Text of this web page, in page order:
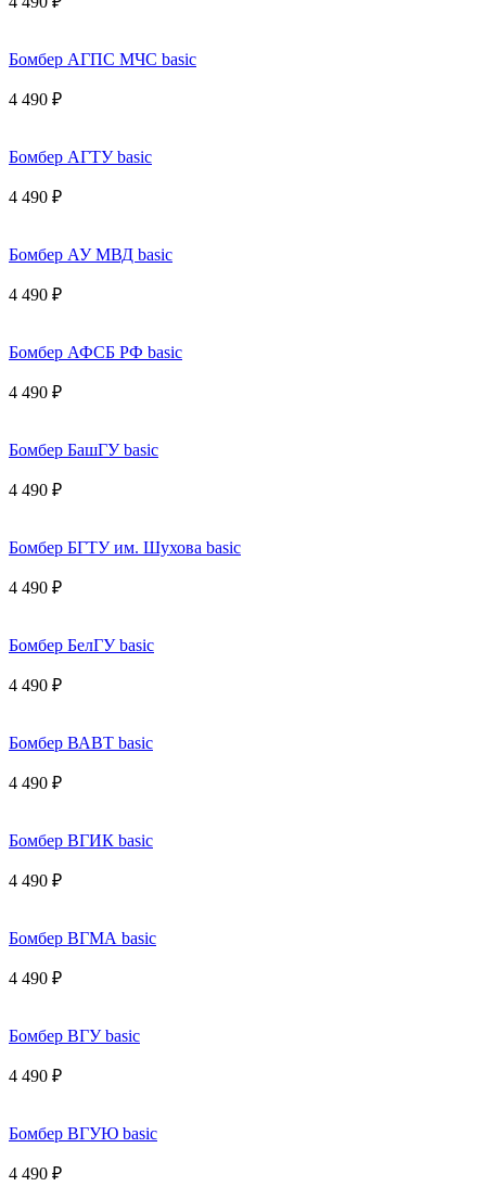
Бомбер АГПС МЧС basic
4 490 ₽
Бомбер АГТУ basic
4 490 ₽
Бомбер АУ МВД basic
4 490 ₽
Бомбер АФСБ РФ basic
4 490 ₽
Бомбер БашГУ basic
4 490 ₽
Бомбер БГТУ им. Шухова basic
4 490 ₽
Бомбер БелГУ basic
4 490 ₽
Бомбер ВАВТ basic
4 490 ₽
Бомбер ВГИК basic
4 490 ₽
Бомбер ВГМА basic
4 490 ₽
Бомбер ВГУ basic
4 490 ₽
Бомбер ВГУЮ basic
4 490 ₽